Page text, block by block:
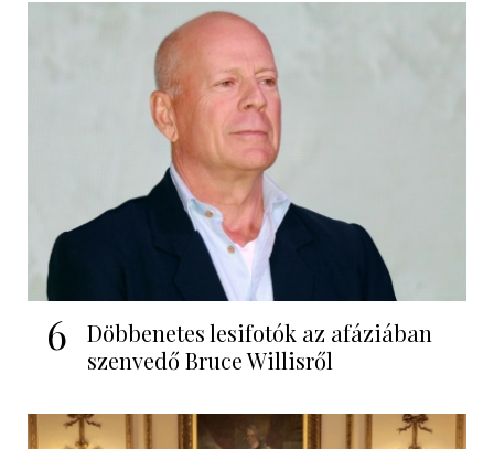
6
Döbbenetes lesifotók az afáziában
szenvedő Bruce Willisről